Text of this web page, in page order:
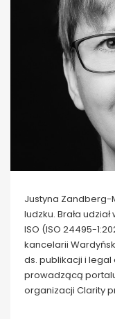
Justyna
ludzku. Brała
ISO (ISO 24495-
kancelarii
ds. publikacji i
prowadzącą
organizacji Clarity